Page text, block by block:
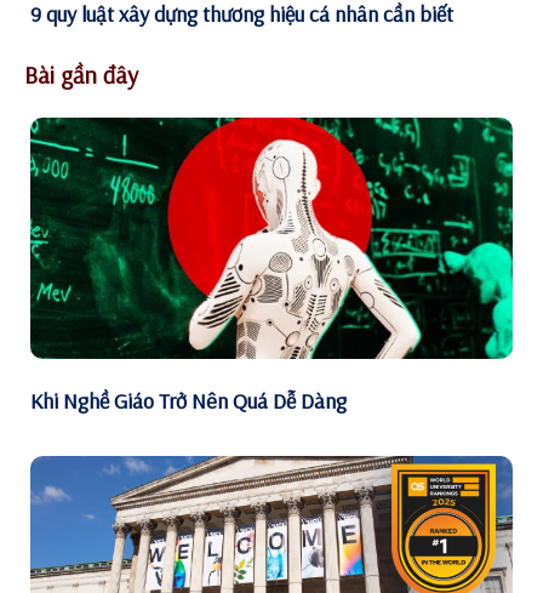
9 quy luật xây dựng thương hiệu cá nhân cần biết
Bài gần đây
Khi Nghề Giáo Trở Nên Quá Dễ Dàng